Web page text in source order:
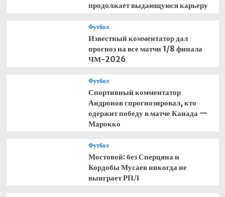
продолжает выдающуюся карьеру
Футбол
Известный комментатор дал
прогноз на все матчи 1/8 финала
ЧМ-2026
Футбол
Спортивный комментатор
Андронов спрогнозировал, кто
одержит победу в матче Канада —
Марокко
Футбол
Мостовой: без Сперцяна и
Кордобы Мусаев никогда не
выиграет РПЛ